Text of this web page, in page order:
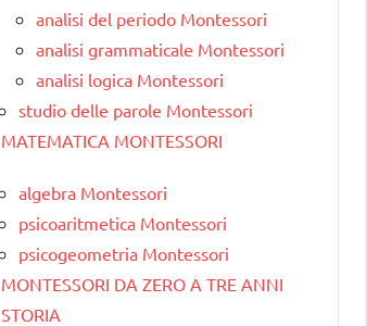
analisi del periodo Montessori
analisi grammaticale Montessori
analisi logica Montessori
studio delle parole Montessori
MATEMATICA MONTESSORI
algebra Montessori
psicoaritmetica Montessori
psicogeometria Montessori
MONTESSORI DA ZERO A TRE ANNI
STORIA